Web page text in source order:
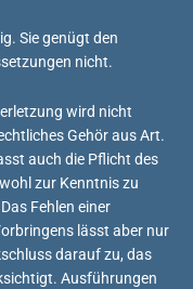
Sie genügt den
nicht.
wird nicht
Gehör aus Art.
auch die Pflicht des
zur Kenntnis zu
Fehlen einer
lässt aber nur
darauf zu, das
Ausführungen